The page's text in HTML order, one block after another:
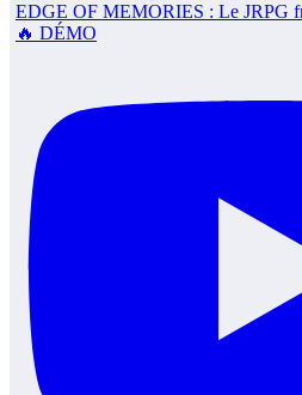
EDGE OF MEMORIES : Le JRPG
🔥 DÉMO